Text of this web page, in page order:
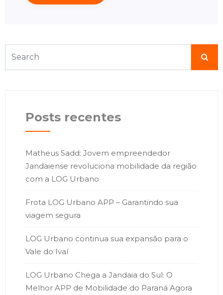
Posts recentes
Matheus Sadd: Jovem empreendedor
Jandaiense revoluciona mobilidade da região
com a LOG Urbano
Frota LOG Urbano APP – Garantindo sua
viagem segura
LOG Urbano continua sua expansão para o
Vale do Ivaí
LOG Urbano Chega a Jandaia do Sul: O
Melhor APP de Mobilidade do Paraná Agora